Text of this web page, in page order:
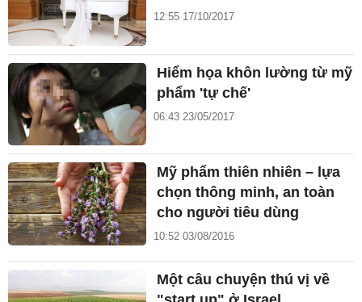
12:55 17/10/2017
Hiểm họa khôn lường từ mỹ
phẩm 'tự chế'
06:43 23/05/2017
Mỹ phẩm thiên nhiên – lựa
chọn thông minh, an toàn
cho người tiêu dùng
10:52 03/08/2016
Một câu chuyện thú vị về